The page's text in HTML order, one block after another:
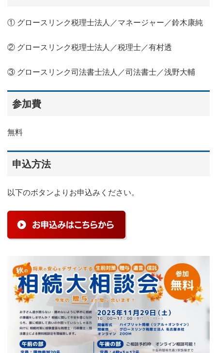
① グロースリンク税理士法人／マネージャー／鈴木康純
② グロースリンク税理士法人／税理士／有村透
③ グロースリンク司法書士法人／司法書士／浅野大輔
参加費
無料
申込方法
以下のボタンよりお申込みください。